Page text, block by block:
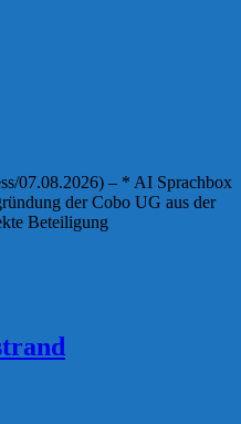
07.08.2026) – * AI Sprachbox
der Cobo UG aus der
Beteiligung